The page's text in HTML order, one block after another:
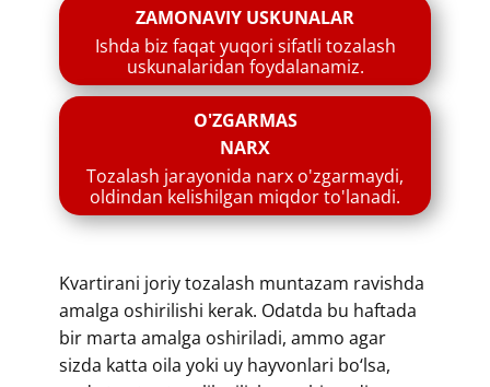
​​ZAMONAVIY USKUNALAR
​​Ishda biz faqat yuqori sifatli tozalash
uskunalaridan foydalanamiz.
​O'ZGARMAS
NARX
​​Tozalash jarayonida narx o'zgarmaydi,
oldindan kelishilgan miqdor to'lanadi.
​​Kvartirani joriy tozalash muntazam ravishda
amalga oshirilishi kerak. Odatda bu haftada
bir marta amalga oshiriladi, ammo agar
sizda katta oila yoki uy hayvonlari bo‘lsa,